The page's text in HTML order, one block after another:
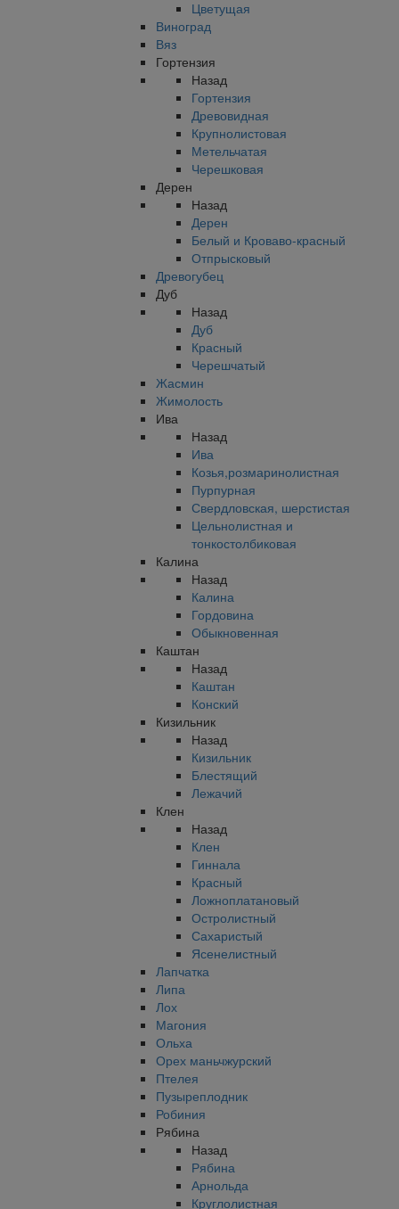
Цветущая
Виноград
Вяз
Гортензия
Назад
Гортензия
Древовидная
Крупнолистовая
Метельчатая
Черешковая
Дерен
Назад
Дерен
Белый и Кроваво-красный
Отпрысковый
Древогубец
Дуб
Назад
Дуб
Красный
Черешчатый
Жасмин
Жимолость
Ива
Назад
Ива
Козья,розмаринолистная
Пурпурная
Свердловская, шерстистая
Цельнолистная и
тонкостолбиковая
Калина
Назад
Калина
Гордовина
Обыкновенная
Каштан
Назад
Каштан
Конский
Кизильник
Назад
Кизильник
Блестящий
Лежачий
Клен
Назад
Клен
Гиннала
Красный
Ложноплатановый
Остролистный
Сахаристый
Ясенелистный
Лапчатка
Липа
Лох
Магония
Ольха
Орех маньчжурский
Птелея
Пузыреплодник
Робиния
Рябина
Назад
Рябина
Арнольда
Круглолистная